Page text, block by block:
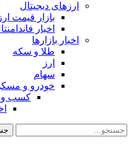
ارزهای دیجیتال
بازار قیمت
اخبار
اخبار بازارها
طلا و سکه
ارز
سهام
خودرو و
کسب و